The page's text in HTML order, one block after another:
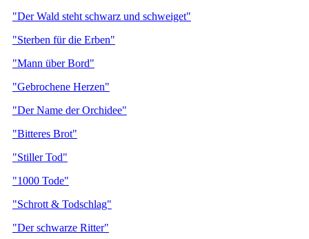
"Der Wald steht schwarz und schweiget"
"Sterben für die Erben"
"Mann über Bord"
"Gebrochene Herzen"
"Der Name der Orchidee"
"Bitteres Brot"
"Stiller Tod"
"1000 Tode"
"Schrott & Todschlag"
"Der schwarze Ritter"